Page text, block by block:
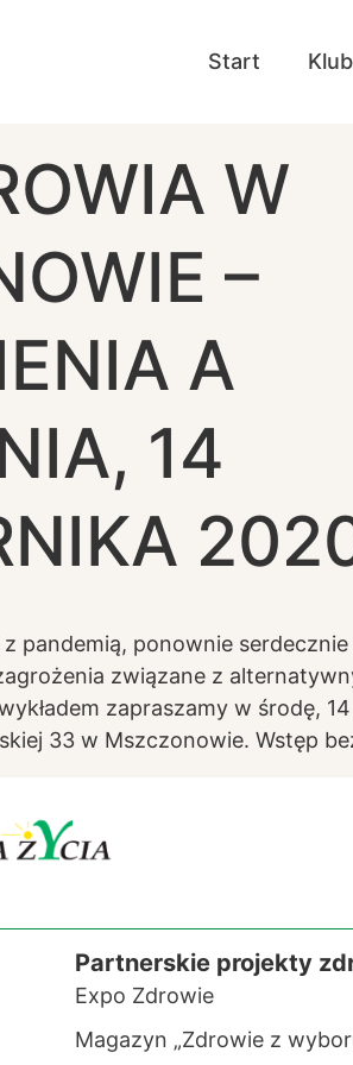
Start
W
–
A
14
z pandemią, ponownie
związane z
zapraszamy w środę,
33 w Mszczonowie. Wstęp
Partnerskie projekty
Expo Zdrowie
Magazyn „Zdrowie z